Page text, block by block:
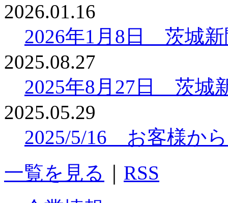
2026.01.16
2026年1月8日 茨城
2025.08.27
2025年8月27日 茨城
2025.05.29
2025/5/16 お客様か
一覧を見る
RSS